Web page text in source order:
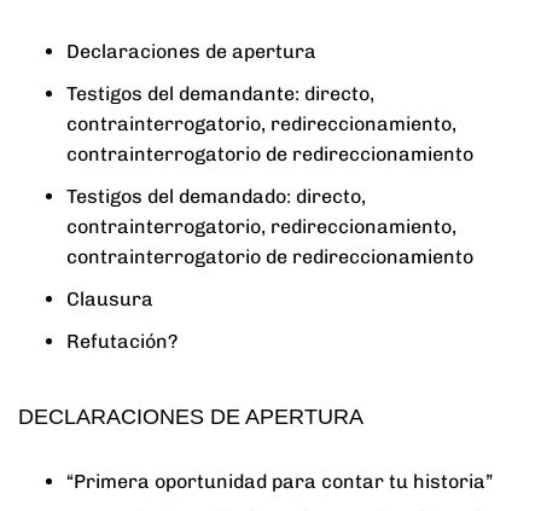
Declaraciones de apertura
Testigos del demandante: directo,
contrainterrogatorio, redireccionamiento,
contrainterrogatorio de redireccionamiento
Testigos del demandado: directo,
contrainterrogatorio, redireccionamiento,
contrainterrogatorio de redireccionamiento
Clausura
Refutación?
DECLARACIONES DE APERTURA
“Primera oportunidad para contar tu historia”